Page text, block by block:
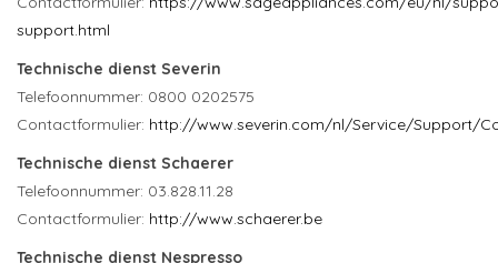
support.html
Technische dienst Severin
Telefoonnummer: 0800 0202575
Contactformulier: http://www.severin.com/nl/Service/Support/
Technische dienst Schaerer
Telefoonnummer: 03.828.11.28
Contactformulier: http://www.schaerer.be
Technische dienst Nespresso